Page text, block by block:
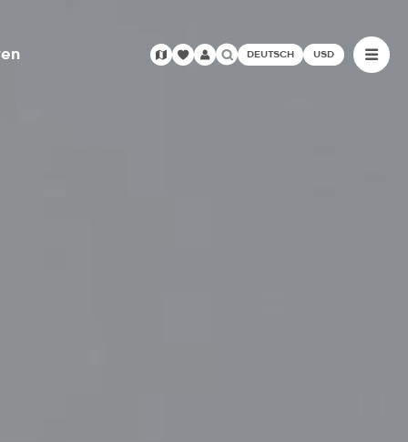
DEUTSCH USD